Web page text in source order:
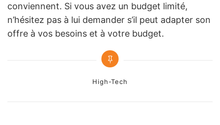
conviennent. Si vous avez un budget limité,
n’hésitez pas à lui demander s’il peut adapter son
offre à vos besoins et à votre budget.
Categories
High-Tech